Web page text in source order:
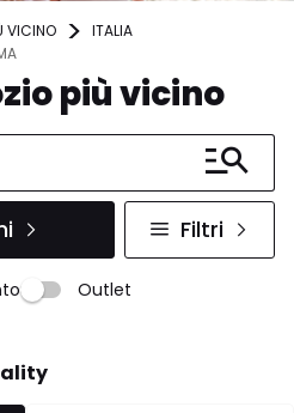
VICINO
ITALIA
più vicino
Filtri
Outlet